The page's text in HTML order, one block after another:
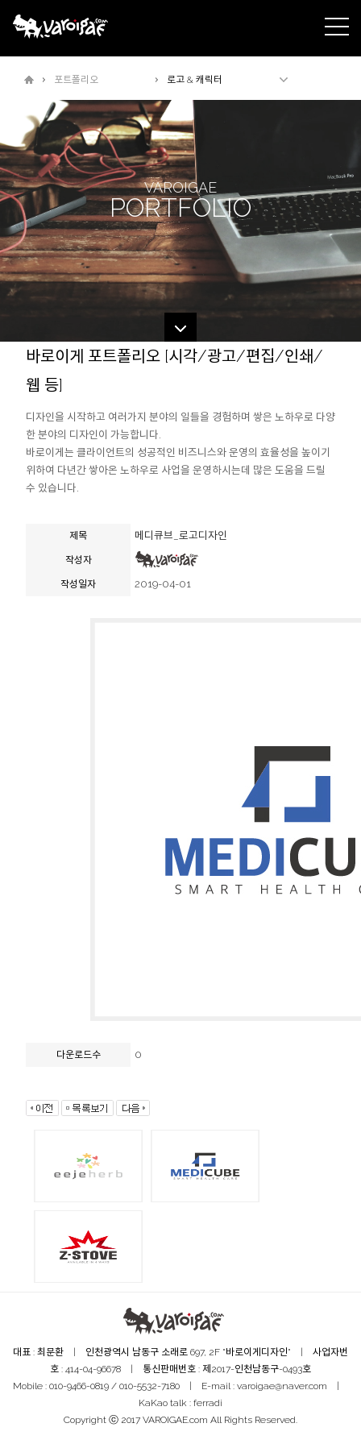
포트폴리오 로고 & 캐릭터
VAROIGAE
PORTFOLIO
바로이게 포트폴리오 [시각/광고/편집/인쇄/
웹 등]
디자인을 시작하고 여러가지 분야의 일들을 경험하며 쌓은 노하우로 다양
한 분야의 디자인이 가능합니다.
바로이게는 클라이언트의 성공적인 비즈니스와 운영의 효율성을 높이기
위하여 다년간 쌓아온 노하우로 사업을 운영하시는데 많은 도움을 드릴
수 있습니다.
제목 메디큐브_로고디자인
작성자
작성일자 2019-04-01
다운로드수 0
대표 : 최문환 | 인천광역시 남동구 소래로 697, 2F "바로이게디자인" | 사업자번
호 : 414-04-96678 | 통신판매번호 : 제2017-인천남동구-0493호
Mobile : 010-9466-0819 / 010-5532-7180 | E-mail : varoigae@naver.com |
KaKao talk : ferradi
Copyright ⓒ 2017 VAROIGAE.com All Rights Reserved.